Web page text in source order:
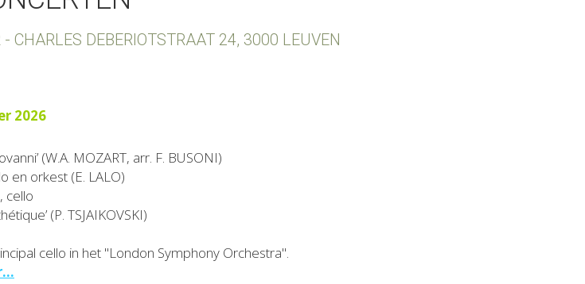
CHARLES DEBERIOTSTRAAT 24, 3000 LEUVEN
2026
(W.A. MOZART, arr. F. BUSONI)
en orkest (E. LALO)
cello
(P. TSJAIKOVSKI)
cello in het "London Symphony Orchestra".